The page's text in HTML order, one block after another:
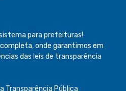
para prefeituras!
completa, onde garantimos em
das leis de transparência
Transparência Pública